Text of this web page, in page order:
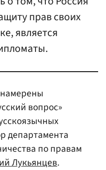
прав своих
является
намерены
вопрос»
департамента
по правам
Лукьянцев.